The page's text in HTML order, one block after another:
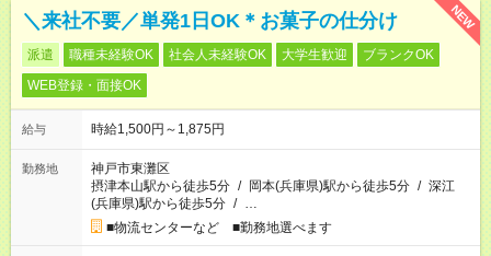
NEW
＼来社不要／単発1日OK＊お菓子の仕分け
派遣 職種未経験OK 社会人未経験OK 大学生歓迎
ブランクOK
WEB登録・面接OK
給与 時給1,500円～1,875円
勤務地
神戸市東灘区
摂津本山駅から徒歩5分 / 岡本(兵庫県)駅から徒歩5分 / 深江
(兵庫県)駅から徒歩5分 / …
■物流センターなど ■勤務地選べます